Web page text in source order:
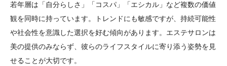
若年層は「自分らしさ」「コスパ」「エシカル」など複数の価値
観を同時に持っています。トレンドにも敏感ですが、持続可能性
や社会性を意識した選択を好む傾向があります。エステサロンは
美の提供のみならず、彼らのライフスタイルに寄り添う姿勢を見
せることが大切です。